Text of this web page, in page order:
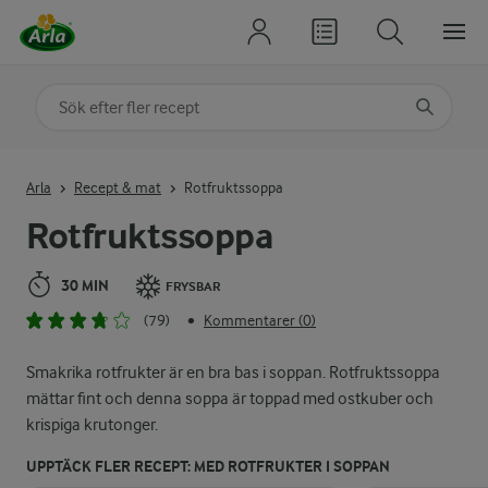
Rotfruktssoppa
30 MIN FRYSBAR
(79) • Kommentarer (0)
Smakrika rotfrukter är en bra bas i soppan. Rotfruktssoppa
mättar fint och denna soppa är toppad med ostkuber och
krispiga krutonger.
UPPTÄCK FLER RECEPT: MED ROTFRUKTER I SOPPAN
Arla Recept & mat Rotfruktssoppa
Sök på kategori eller ingrediens